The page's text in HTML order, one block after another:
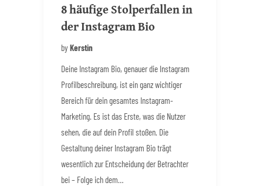
8 häufige Stolperfallen in
der Instagram Bio
by Kerstin
Deine Instagram Bio, genauer die Instagram
Profilbeschreibung, ist ein ganz wichtiger
Bereich für dein gesamtes Instagram-
Marketing. Es ist das Erste, was die Nutzer
sehen, die auf dein Profil stoßen. Die
Gestaltung deiner Instagram Bio trägt
wesentlich zur Entscheidung der Betrachter
bei – Folge ich dem…